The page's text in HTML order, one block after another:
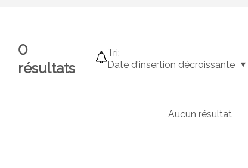
0
résultats
Tri:
Date d'insertion décroissante
Aucun résultat